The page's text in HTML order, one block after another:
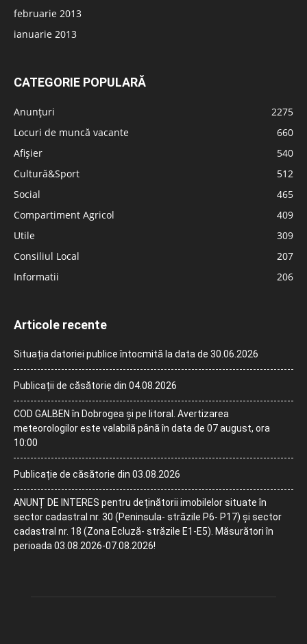
februarie 2013
ianuarie 2013
CATEGORIE POPULARĂ
Anunțuri
2275
Locuri de muncă vacante
660
Afișier
540
Cultură&Sport
512
Social
465
Compartiment Agricol
409
Utile
309
Consiliul Local
207
Informatii
206
Articole recente
Situația datoriei publice întocmită la data de 30.06.2026
Publicații de căsătorie din 04.08.2026
COD GALBEN în Dobrogea și pe litoral. Avertizarea
meteorologilor este valabilă până în data de 07 august, ora
10:00
Publicație de căsătorie din 03.08.2026
ANUNȚ DE INTERES pentru deținătorii imobilelor situate în
sector cadastral nr. 30 (Peninsula- străzile P6- P17) și sector
cadastral nr. 18 (Zona Ecluză- străzile E1-E5). Măsurători în
perioada 03.08.2026-07.08.2026!